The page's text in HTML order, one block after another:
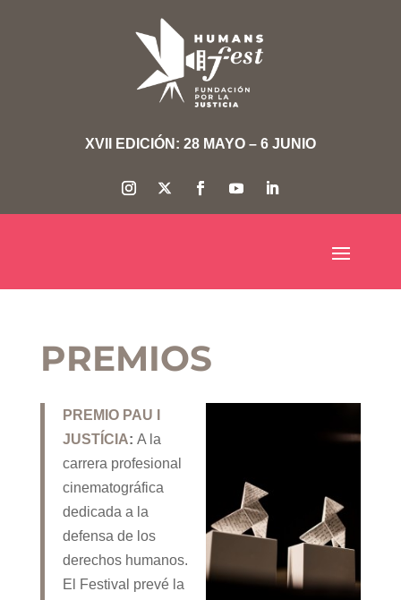
XVII EDICIÓN: 28 MAYO – 6 JUNIO
PREMIOS
PREMIO PAU I
JUSTÍCIA: A la
carrera profesional
cinematográfica
dedicada a la
defensa de los
derechos humanos.
El Festival prevé la